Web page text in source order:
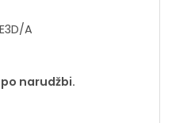
A
narudžbi.